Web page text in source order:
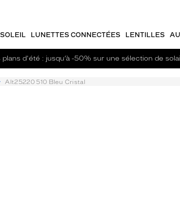
LUNETTES CONNECTÉES LENTILLES
plans d'été : jusqu’à -50% sur une sélection de
Alt25220 510 Bleu Cristal